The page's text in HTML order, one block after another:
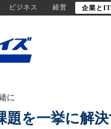
ビジネス 経営 企業とIT
題を一挙に解
に